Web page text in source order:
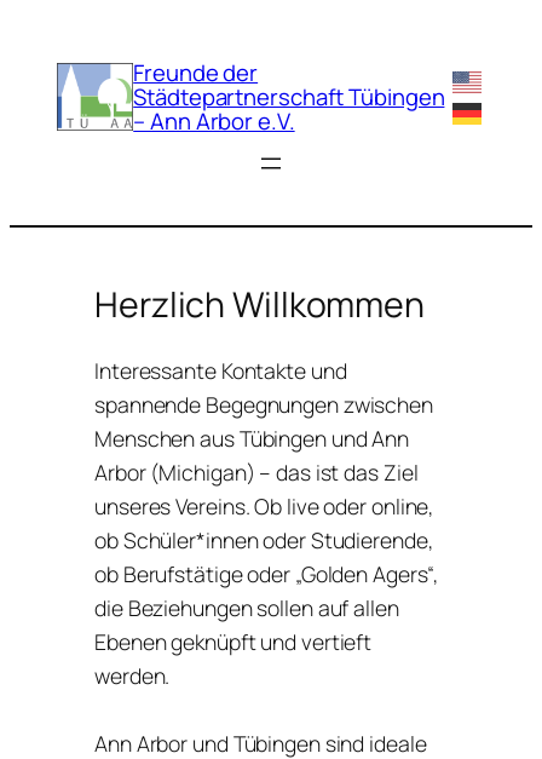
Freunde der
Städtepartnerschaft Tübingen
– Ann Arbor e.V.
Herzlich Willkommen
Interessante Kontakte und
spannende Begegnungen zwischen
Menschen aus Tübingen und Ann
Arbor (Michigan) – das ist das Ziel
unseres Vereins. Ob live oder online,
ob Schüler*innen oder Studierende,
ob Berufstätige oder „Golden Agers“,
die Beziehungen sollen auf allen
Ebenen geknüpft und vertieft
werden.
Ann Arbor und Tübingen sind ideale